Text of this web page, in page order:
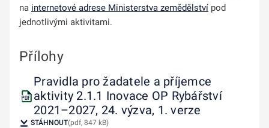
na internetové adrese Ministerstva zemědělství pod
jednotlivými aktivitami.
Přílohy
Pravidla pro žadatele a příjemce
aktivity 2.1.1 Inovace OP Rybářství
2021–2027, 24. výzva, 1. verze
STÁHNOUT(pdf, 847 kB)